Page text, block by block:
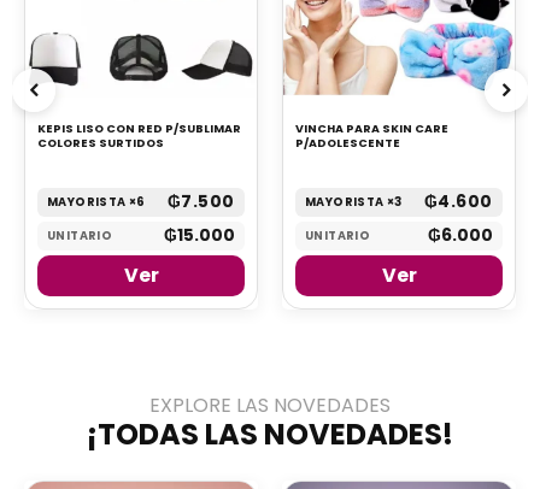
KEPIS LISO CON RED P/SUBLIMAR
COLORES SURTIDOS
MAYORISTA ×6 ₲7.500
UNITARIO ₲15.000
Ver
VINCHA PARA SKIN CARE
P/ADOLESCENTE
MAYORISTA ×3 ₲4.600
UNITARIO ₲6.000
Ver
EXPLORE LAS NOVEDADES
¡TODAS LAS NOVEDADES!